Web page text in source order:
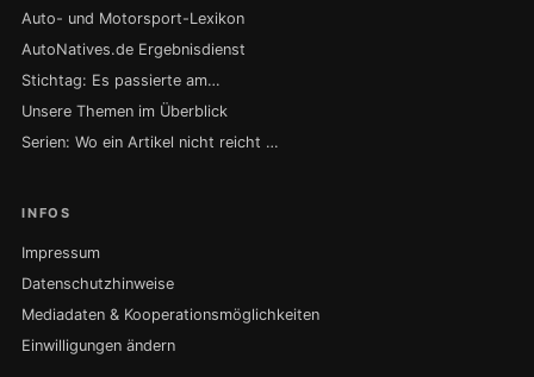
Auto- und Motorsport-Lexikon
AutoNatives.de Ergebnisdienst
Stichtag: Es passierte am…
Unsere Themen im Überblick
Serien: Wo ein Artikel nicht reicht …
INFOS
Impressum
Datenschutzhinweise
Mediadaten & Kooperationsmöglichkeiten
Einwilligungen ändern